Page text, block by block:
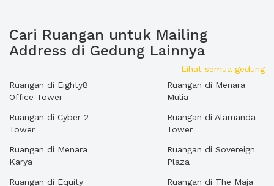
Cari Ruangan untuk Mailing
Address di Gedung Lainnya
Lihat semua gedung
Ruangan di Eighty8
Office Tower
Ruangan di Cyber 2
Tower
Ruangan di Menara
Karya
Ruangan di Equity
Ruangan di Menara
Mulia
Ruangan di Alamanda
Tower
Ruangan di Sovereign
Plaza
Ruangan di The Maja